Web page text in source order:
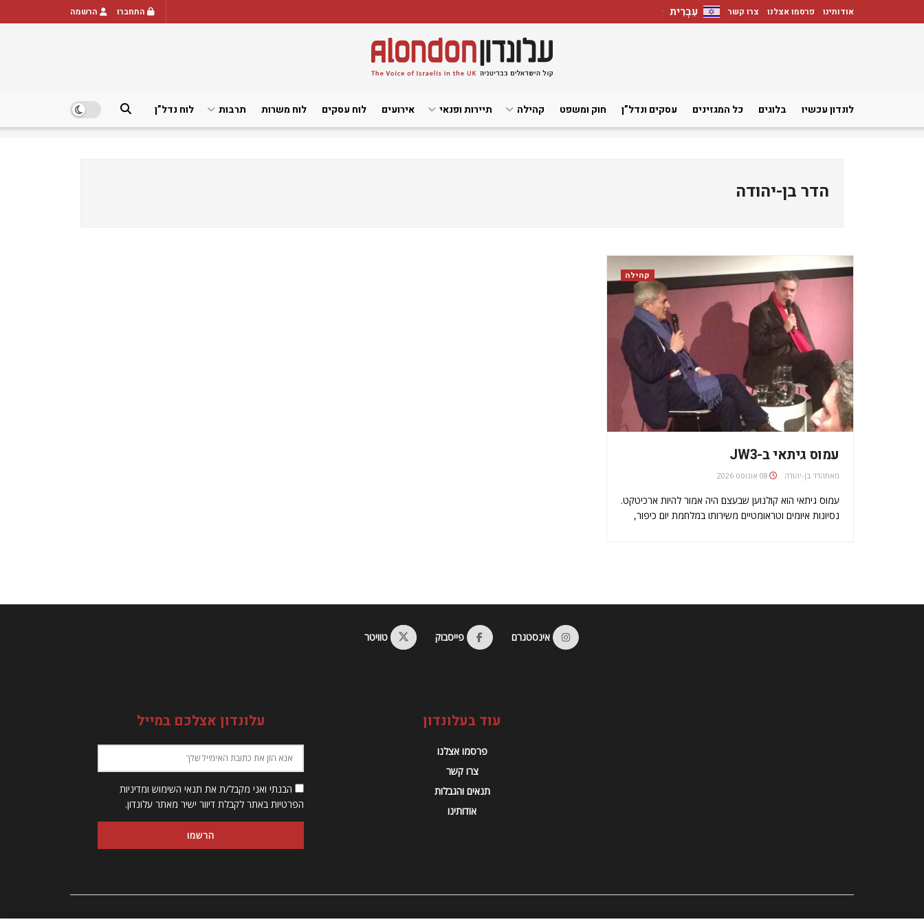
אודותינו פרסמו אצלנו צרו קשר עִבְרִית ▼ התחברו הרשמה
לונדון עכשיו בלוגים כל המגזינים עסקים ונדל”ן חוק ומשפט קהילה תיירות ופנאי אירועים לוח עסקים לוח משרות תרבות לוח נדל”ן
הדר בן-יהודה
קהילה
עמוס גיתאי ב-JW3
מאתהדר בן-יהודה 08 אוגוסט 2026
עמוס גיתאי הוא קולנוען שבעצם היה אמור להיות ארכיטקט.
נסיונות איומים וטראומטיים משירותו במלחמת יום כיפור,
אינסטגרם פייסבוק טוויטר
עוד בעלונדון
פרסמו אצלנו
צרו קשר
תנאים והגבלות
אודותינו
עלונדון אצלכם במייל
הבנתי ואני מקבל/ת את תנאי השימוש ומדיניות
הפרטיות באתר לקבלת דיוור ישיר מאתר עלונדון.